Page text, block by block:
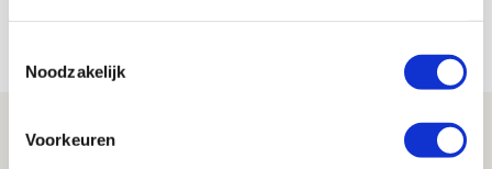
Noodzakelijk
Voorkeuren
Volop enthousiasme in fotoverslag van